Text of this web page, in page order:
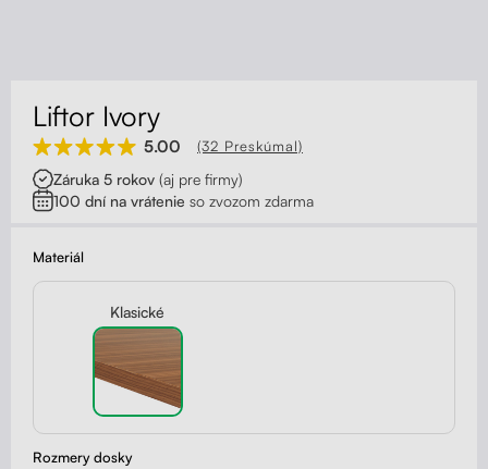
Stojany na monitor - Riser
Skrinky so zásuvkami a zásuvky
Akustické paravány
Opierky
Liftor Ivory
5.00 (32 Preskúmal)
Záruka 5 rokov (aj pre firmy)
100 dní na vrátenie so zvozom zdarma
Materiál
Klasické
Rozmery dosky